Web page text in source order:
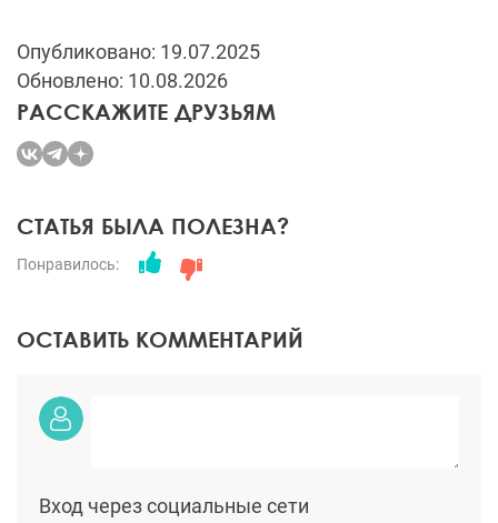
Опубликовано: 19.07.2025
Обновлено: 10.08.2026
РАССКАЖИТЕ ДРУЗЬЯМ
СТАТЬЯ БЫЛА ПОЛЕЗНА?
Понравилось:
ОСТАВИТЬ КОММЕНТАРИЙ
Вход через социальные сети